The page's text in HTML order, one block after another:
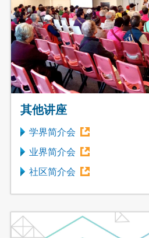
其他讲座
学界简介会
业界简介会
社区简介会